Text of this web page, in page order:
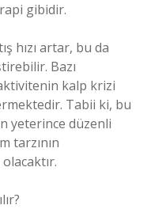
gibidir.
hızı artar, bu da
Bazı
kalp krizi
Tabii ki, bu
yeterince düzenli
tarzının